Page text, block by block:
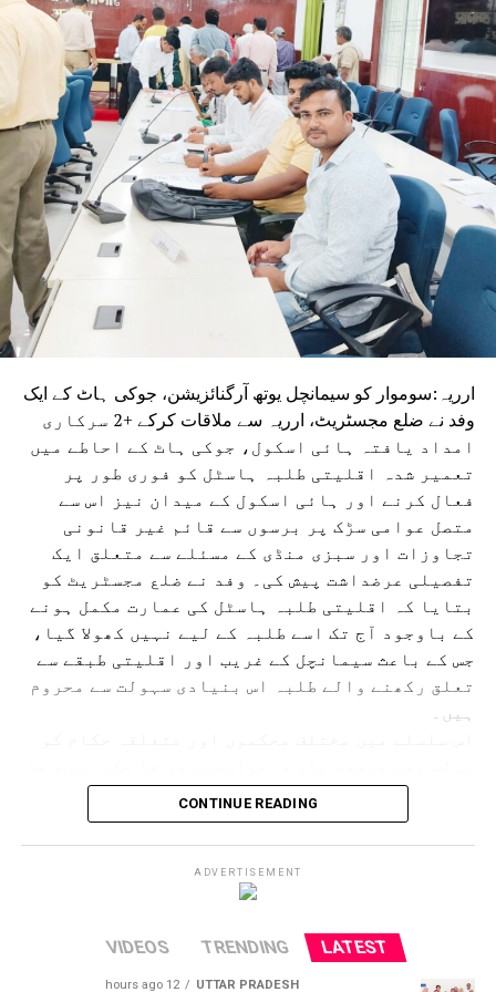
کہا کہ عوام نے نیشنل ڈیموکریٹک الائنس (این ڈی اے) کو 202
ایم ایل ایز کا مینڈیٹ دیا تھا۔ انہوں نے کہا کہ اب بی جے پی کی
ذمہ داری ہے کہ وہ بہار کی قیادت کسی ایسے شخص کے
سپرد کرے جس کا عکس بے داغ ہو اور جو تعلیم، روزگار اور گڈ
گورننس کو یقینی بنانے کے ساتھ ساتھ ہجرت (مائگریشن) کو
روک سکے۔
مسٹر کشور نے کہا کہ بہار کو ایک ایسے اچھے اور اہل وزیر
اعلیٰ کی ضرورت ہے جو معیاری تعلیم فراہم کرے، روزگار کے
مواقع پیدا کرے اور بہاریوں کے وقار کو بحال کرے۔انہوں نے
کسی متبادل لیڈر کا نام لیے بغیر کہا کہ ان کی مخالفت کسی
فرد یا پارٹی سے نہیں بلکہ’’کمزور قیادت‘‘سے ہے۔ وزیر اعلیٰ
مسٹر چودھری کا نام لیے بغیر ان کی طرف اشارہ کرتے ہوئے
انہوں نے الزام لگایا کہ ان سے لوگ اچھی طرح واقف ہیں اور
گا۔
ارریہ:سوموار کو سیمانچل یوتھ آرگنائزیشن، جوکی ہاٹ کے ایک
وفد نے ضلع مجسٹریٹ، ارریہ سے ملاقات کرکے +2 سرکاری
امداد یافتہ ہائی اسکول، جوکی ہاٹ کے احاطے میں
تعمیر شدہ اقلیتی طلبہ ہاسٹل کو فوری طور پر
فعال کرنے اور ہائی اسکول کے میدان نیز اس سے
متصل عوامی سڑک پر برسوں سے قائم غیر قانونی
تجاوزات اور سبزی منڈی کے مسئلے سے متعلق ایک
تفصیلی عرضداشت پیش کی۔ وفد نے ضلع مجسٹریٹ کو
بتایا کہ اقلیتی طلبہ ہاسٹل کی عمارت مکمل ہونے
کے باوجود آج تک اسے طلبہ کے لیے نہیں کھولا گیا،
جس کے باعث سیمانچل کے غریب اور اقلیتی طبقے سے
تعلق رکھنے والے طلبہ اس بنیادی سہولت سے محروم
ہیں۔
کی تفصیلات بھی ضلع مجسٹریٹ کے سامنے پیش کی
گئیں۔ اس موقع پر وفد نے جوکی ہاٹ ہائی اسکول کے
میدان اور اس سے گزرنے والی عوامی سڑک پر قائم
غیر قانونی سبزی منڈی اور تجاوزات کا معاملہ
بھی اٹھایا۔ وفد نے کہا کہ اس تجاوز کی وجہ سے
اسکول آنے جانے میں شدید دشواری کا سامنا کرنا
پڑتا ہے۔ سڑک پر ہر وقت ٹریفک جام رہتا ہے،
CONTINUE READING
ADVERTISEMENT
LATEST
TRENDING
VIDEOS
UTTAR PRADESH
12 hours ago